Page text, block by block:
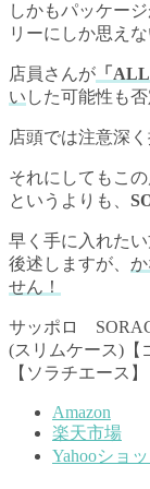
しかもパッケー
リーにしか思えな
店員さんが 「
い した可能性も
店頭では注意深
それにしてもこ
というよりも、
早く手に入れた
後述しますが、
せん！
サッポロ
(スリムケース)【
【ソラチエース
Amazon
楽天市場
Yahooショ